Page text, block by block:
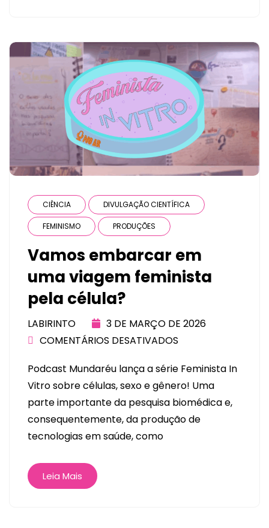
CIÊNCIA DIVULGAÇÃO CIENTÍFICA
FEMINISMO PRODUÇÕES
Vamos embarcar em
uma viagem feminista
pela célula?
LABIRINTO
3 DE MARÇO DE 2026
COMENTÁRIOS DESATIVADOS
Podcast Mundaréu lança a série Feminista In
Vitro sobre células, sexo e gênero! Uma
parte importante da pesquisa biomédica e,
consequentemente, da produção de
tecnologias em saúde, como
Leia Mais